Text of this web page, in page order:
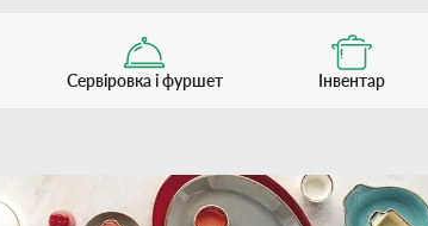
Сервіровка і фуршет Інвентар